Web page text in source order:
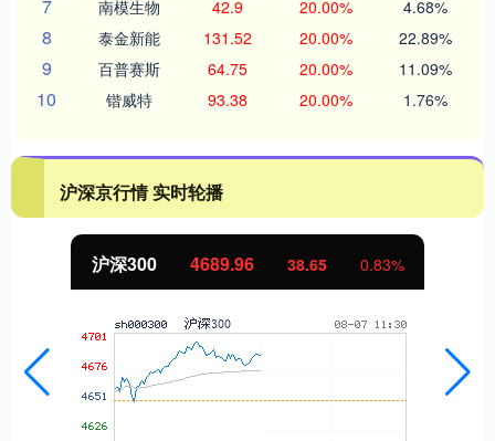
7 南模生物 42.9 20.00% 4.68%
8 泰金新能 131.52 20.00% 22.89%
9 百普赛斯 64.75 20.00% 11.09%
10 锴威特 93.38 20.00% 1.76%
沪深京行情 实时轮播
沪深300 4689.96 38.65 0.83%